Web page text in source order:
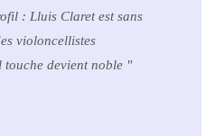
: Lluis Claret est sans
violoncellistes
devient noble